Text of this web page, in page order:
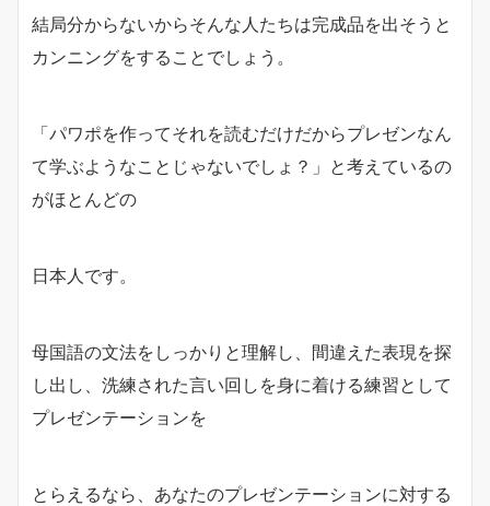
結局分からないからそんな人たちは完成品を出そうと
カンニングをすることでしょう。
「パワポを作ってそれを読むだけだからプレゼンなん
て学ぶようなことじゃないでしょ？」と考えているの
がほとんどの
日本人です。
母国語の文法をしっかりと理解し、間違えた表現を探
し出し、洗練された言い回しを身に着ける練習として
プレゼンテーションを
とらえるなら、あなたのプレゼンテーションに対する